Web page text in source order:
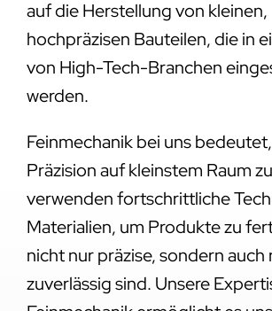
auf die Herstellung von kleinen,
hochpräzisen Bauteilen, die in
von High-Tech-Branchen
werden.
Feinmechanik bei uns
Präzision auf kleinstem Raum
verwenden fortschrittliche
Materialien, um Produkte zu
nicht nur präzise, sondern
zuverlässig sind. Unsere